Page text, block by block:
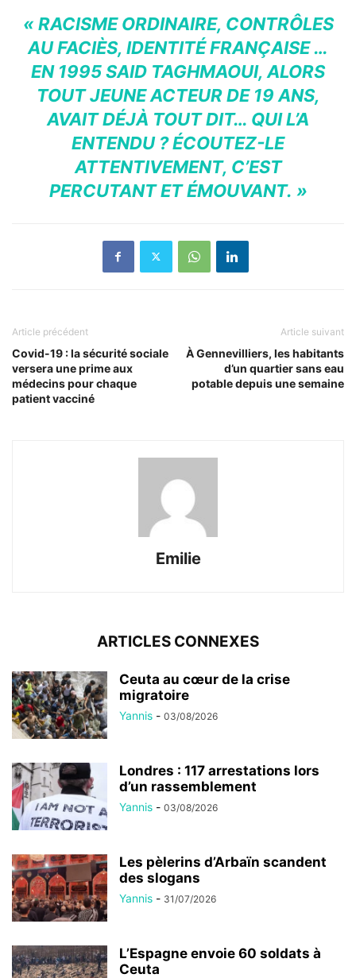
« RACISME ORDINAIRE, CONTRÔLES
AU FACIÈS, IDENTITÉ FRANÇAISE …
EN 1995 SAID TAGHMAOUI, ALORS
TOUT JEUNE ACTEUR DE 19 ANS,
AVAIT DÉJÀ TOUT DIT… QUI L’A
ENTENDU ? ÉCOUTEZ-LE
ATTENTIVEMENT, C’EST
PERCUTANT ET ÉMOUVANT. »
Article précédent
Covid-19 : la sécurité sociale
versera une prime aux
médecins pour chaque
patient vacciné
Article suivant
À Gennevilliers, les habitants
d’un quartier sans eau
potable depuis une semaine
Emilie
ARTICLES CONNEXES
Ceuta au cœur de la crise
migratoire
Yannis - 03/08/2026
Londres : 117 arrestations lors
d’un rassemblement
Yannis - 03/08/2026
Les pèlerins d’Arbaïn scandent
des slogans
Yannis - 31/07/2026
L’Espagne envoie 60 soldats à
Ceuta